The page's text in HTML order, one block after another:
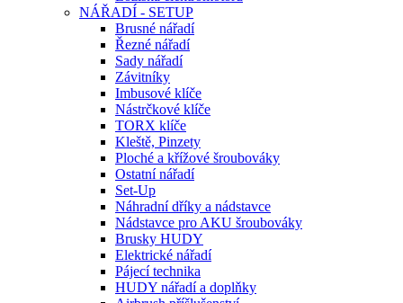
NÁŘADÍ - SETUP
Brusné nářadí
Řezné nářadí
Sady nářadí
Závitníky
Imbusové klíče
Nástrčkové klíče
TORX klíče
Kleště, Pinzety
Ploché a křížové šroubováky
Ostatní nářadí
Set-Up
Náhradní dříky a nádstavce
Nádstavce pro AKU šroubováky
Brusky HUDY
Elektrické nářadí
Pájecí technika
HUDY nářadí a doplňky